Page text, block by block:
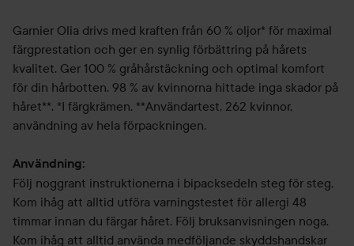
Garnier Olia drivs med kraften från 60 % oljor* för maximal
färgprestation och ger en synlig förbättring på hårets
kvalitet. Ger 100 % gråhårstäckning och optimal komfort
för din hårbotten. 98 % av kvinnorna hittade inga skador på
håret**. *I färgkrämen. **Användartest, 262 kvinnor,
användning av hela förpackningen.
Användning:
Följ noggrant instruktionerna i bipacksedeln steg för steg.
Kom ihåg att alltid utföra varningstestet för allergi 48
timmar innan du färgar håret. Följ bruksanvisningen noga.
Kom ihåg att alltid använda medföljande skyddshandskar